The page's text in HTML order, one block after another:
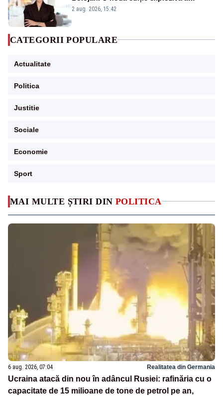
MAI MULTE ȘTIRI DIN POLITICA
6 aug. 2026, 07:04 Realitatea din Germania
Ucraina atacă din nou în adâncul Rusiei: rafinăria cu o
capacitate de 15 milioane de tone de petrol pe an,
emisiunii „Miza Zilei” la Realitatea PLUS
2 aug. 2026, 15:42
CATEGORII POPULARE
Actualitate
Politica
Justitie
Sociale
Economie
Sport